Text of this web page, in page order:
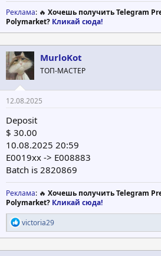
Реклама: 🔥 Хочешь получить Telegram
Polymarket? Кликай сюда!
MurloKot
ТОП-МАСТЕР
12.08.2025
Deposit
$ 30.00
10.08.2025 20:59
E0019xx -> E008883
Batch is 2820869
Реклама: 🔥 Хочешь получить Telegram
Polymarket? Кликай сюда!
Р
е
а
к
victoria29